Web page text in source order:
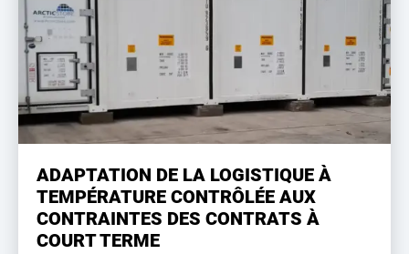
ADAPTATION DE LA LOGISTIQUE À
TEMPÉRATURE CONTRÔLÉE AUX
CONTRAINTES DES CONTRATS À
COURT TERME